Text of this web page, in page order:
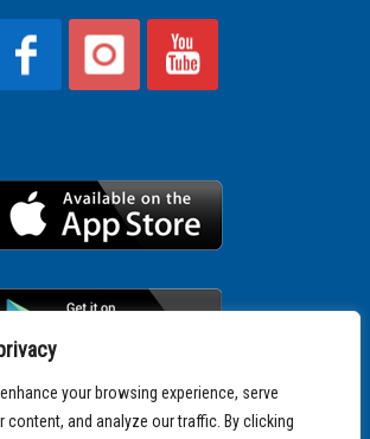
your browsing experience, serve
content, and analyze our traffic. By clicking